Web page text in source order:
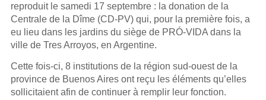
reproduit le samedi 17 septembre : la donation de la
Centrale de la Dîme (CD-PV) qui, pour la première fois, a
eu lieu dans les jardins du siège de PRÓ-VIDA dans la
ville de Tres Arroyos, en Argentine.
Cette fois-ci, 8 institutions de la région sud-ouest de la
province de Buenos Aires ont reçu les éléments qu’elles
sollicitaient afin de continuer à remplir leur fonction.